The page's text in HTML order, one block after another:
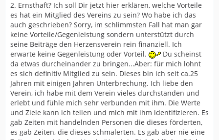
2. Ernsthaft? Ich soll Dir jetzt hier erklären, welche Vorteile
es hat ein Mitglied des Vereins zu sein? Wo habe ich das
auch geschrieben? Sorry, im schlimmsten Fall hat man gar
keine Vorteile/Gegenleistung sondern unterstützt durch
seine Beiträge den Herzensverein rein finanziell. Ich
erwarte keine Gegenleistung oder Vorteil.
Du scheinst
da etwas durcheinander zu bringen...Aber: für mich lohnt
es sich definitiv Mitglied zu sein. Dieses bin ich seit ca.25
Jahren mit einigen Jahren Unterbrechung. Ich liebe den
Verein, ich habe mit dem Verein vieles durchstanden und
erlebt und fühle mich sehr verbunden mit ihm. Die Werte
und Ziele kann ich teilen und mich mit ihm identifizieren. Es
gab Zeiten mit handelnden Personen die dieses förderten,
es gab Zeiten, die dieses schmälerten. Es gab aber nie eine